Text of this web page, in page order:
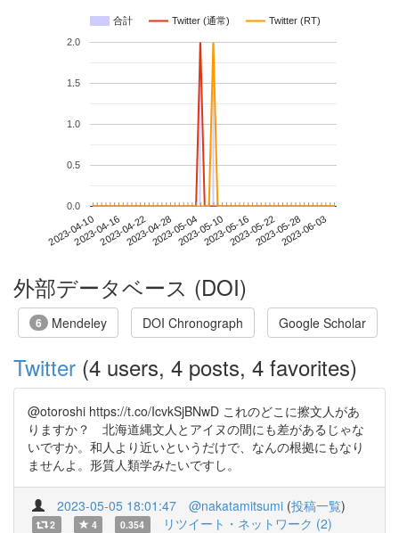
合計 Twitter (通常) Twitter (RT)
2023-04-102023-04-162023-04-222023-04-282023-05-042023-05-102023-05-162023-05-222023-05-282023-06-03
0.0
0.5
1.0
1.5
2.0
外部データベース (DOI)
6 Mendeley DOI Chronograph Google Scholar
Twitter (4 users, 4 posts, 4 favorites)
@otoroshi https://t.co/IcvkSjBNwD これのどこに擦文人があ
りますか？ 北海道縄文人とアイヌの間にも差があるじゃな
いですか。和人より近いというだけで、なんの根拠にもなり
ませんよ。形質人類学みたいですし。
2023-05-05 18:01:47 @nakatamitsumi (投稿一覧)
2 4 0.354 リツイート・ネットワーク (2)